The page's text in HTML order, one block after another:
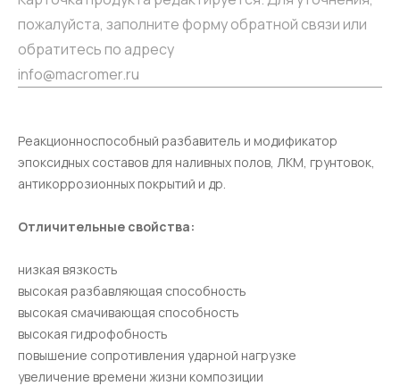
пожалуйста, заполните форму обратной связи или
обратитесь по адресу
info@macromer.ru
Реакционноспособный разбавитель и модификатор
эпоксидных составов для наливных полов, ЛКМ, грунтовок,
антикоррозионных покрытий и др.
Отличительные свойства:
низкая вязкость
высокая разбавляющая способность
высокая смачивающая способность
высокая гидрофобность
повышение сопротивления ударной нагрузке
увеличение времени жизни композиции